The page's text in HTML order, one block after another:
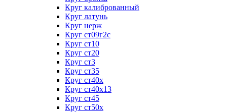
Круг калиброванный
Круг латунь
Круг нерж
Круг ст09г2с
Круг ст10
Круг ст20
Круг ст3
Круг ст35
Круг ст40х
Круг ст40х13
Круг ст45
Круг ст50х